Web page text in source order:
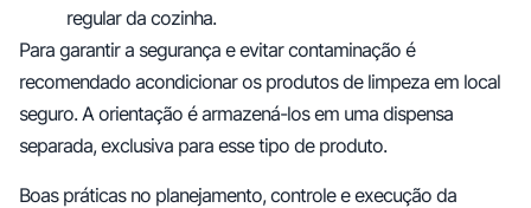
regular da cozinha.
Para garantir a segurança e evitar contaminação é
recomendado acondicionar os produtos de limpeza em local
seguro. A orientação é armazená-los em uma dispensa
separada, exclusiva para esse tipo de produto.
Boas práticas no planejamento, controle e execução da